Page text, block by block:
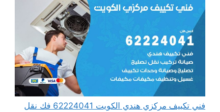
فني تكييف مركزي هندي الكويت 62224041 فك نقل